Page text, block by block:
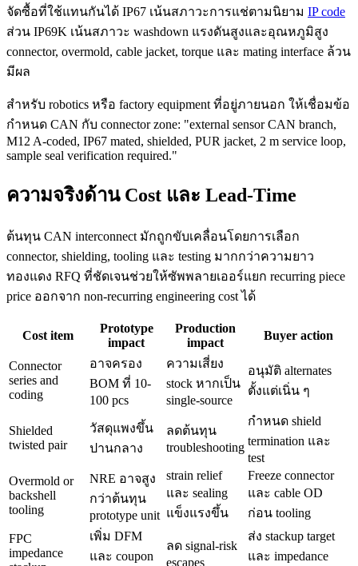
จัดซื้อที่ใช้แทนกันได้ IP67 เน้นสภาวะการแช่ตามนิยาม IP code
ส่วน IP69K เน้นสภาวะ washdown แรงดันสูงและอุณหภูมิสูง
connector, overmold, cable jacket, torque และ mating interface ล้วน
มีผล
สำหรับ robotics หรือ factory equipment ที่อยู่ภายนอก ให้เชื่อมข้อ
กำหนด CAN กับ connector zone: "external sensor CAN branch,
M12 A-coded, IP67 mated, shielded, PUR jacket, 2 m service loop,
sample seal verification required."
ความจริงด้าน Cost และ Lead-Time
ต้นทุน CAN interconnect มักถูกขับเคลื่อนโดยการเลือก
connector, shielding, tooling และ testing มากกว่าความยาว
ทองแดง RFQ ที่ชัดเจนช่วยให้ซัพพลายเออร์แยก recurring piece
price ออกจาก non-recurring engineering cost ได้
Cost item
Prototype
impact
Production
impact
Buyer action
Connector
series and
coding
อาจครอง
BOM ที่ 10-
100 pcs
ความเสี่ยง
stock หากเป็น
single-source
อนุมัติ alternates
ตั้งแต่เนิ่น ๆ
Shielded
twisted pair
วัสดุแพงขึ้น
ปานกลาง
ลดต้นทุน
troubleshooting
กำหนด shield
termination และ
test
Overmold or
backshell
tooling
NRE อาจสูง
กว่าต้นทุน
prototype unit
strain relief
และ sealing
แข็งแรงขึ้น
Freeze connector
และ cable OD
ก่อน tooling
FPC
impedance
เพิ่ม DFM
และ coupon
ลด signal-risk
escapes
ส่ง stackup target
และ impedance